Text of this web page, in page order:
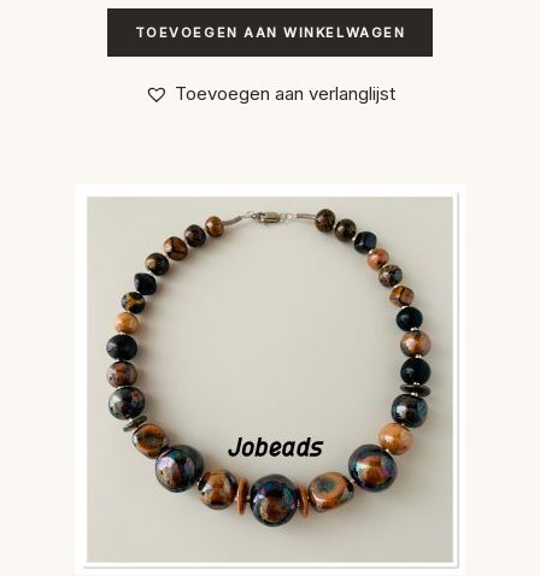
TOEVOEGEN AAN WINKELWAGEN
Toevoegen aan verlanglijst